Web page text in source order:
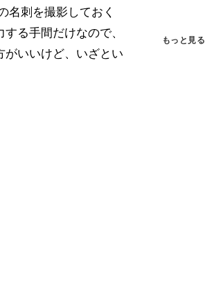
名刺を撮影しておく
る手間だけなので、
いいけど、いざとい
もっと見る